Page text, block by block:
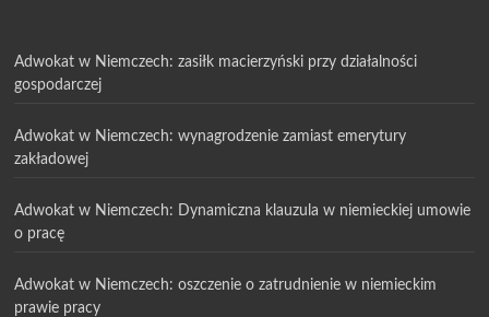
Adwokat w Niemczech: zasiłk macierzyński przy działalności
gospodarczej
Adwokat w Niemczech: wynagrodzenie zamiast emerytury
zakładowej
Adwokat w Niemczech: Dynamiczna klauzula w niemieckiej umowie
o pracę
Adwokat w Niemczech: oszczenie o zatrudnienie w niemieckim
prawie pracy